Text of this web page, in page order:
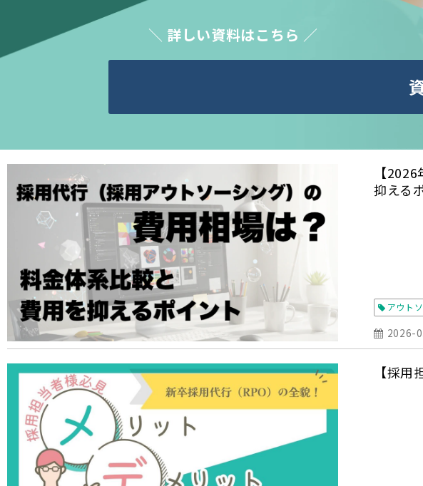
詳しい資料はこちら
【
抑える
アウト
2026-
【採